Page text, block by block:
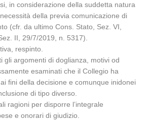
in considerazione della suddetta natura
della previa comunicazione di
(cfr. da ultimo Cons. Stato, Sez. VI,
II, 29/7/2019, n. 5317).
respinto.
gli argomenti di doglianza, motivi od
esaminati che il Collegio ha
fini della decisione e comunque inidonei
di tipo diverso.
ragioni per disporre l’integrale
e onorari di giudizio.